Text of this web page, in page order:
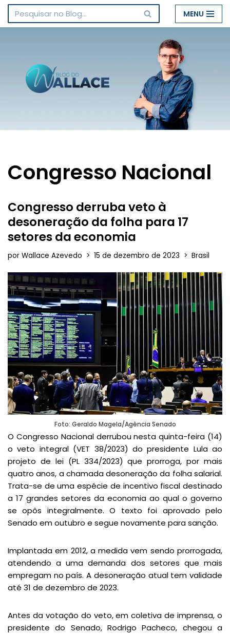
Pular
conteúdo
MENU
Congresso Nacional
Congresso derruba veto à
desoneração da folha para 17
setores da economia
por Wallace Azevedo 15 de dezembro de 2023 Brasil
Foto: Geraldo Magela/Agência Senado
O Congresso Nacional derrubou nesta quinta-feira (14)
o veto integral (VET 38/2023) do presidente Lula ao
projeto de lei (PL 334/2023) que prorroga, por mais
quatro anos, a chamada desoneração da folha salarial.
Trata-se de uma espécie de incentivo fiscal destinado
a 17 grandes setores da economia ao qual o governo
se opôs integralmente. O texto foi aprovado pelo
Senado em outubro e segue novamente para sanção.
Implantada em 2012, a medida vem sendo prorrogada,
atendendo a uma demanda dos setores que mais
empregam no país. A desoneração atual tem validade
até 31 de dezembro de 2023.
Antes da votação do veto, em coletiva de imprensa, o
presidente do Senado, Rodrigo Pacheco, chegou a